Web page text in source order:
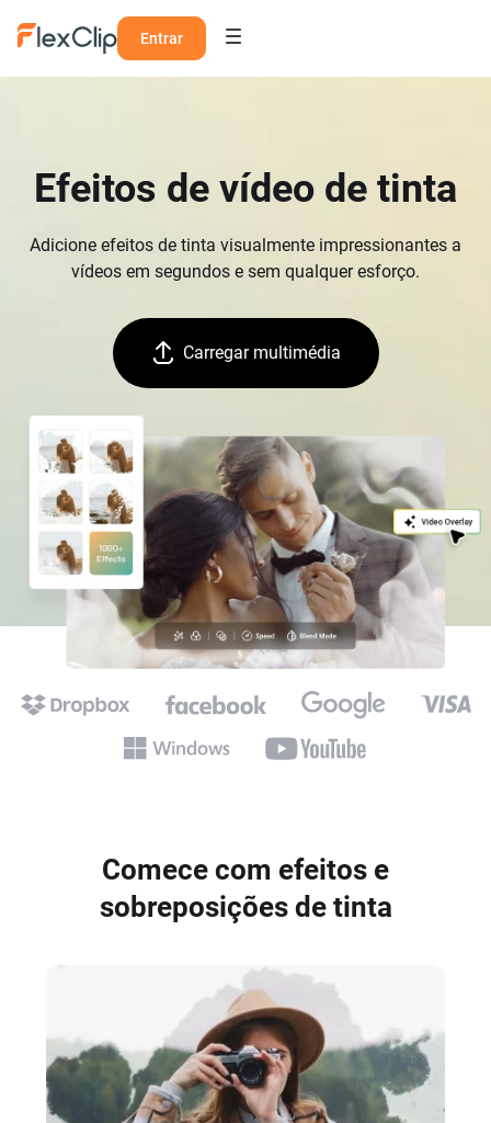
Entrar
Efeitos de vídeo de tinta
Adicione efeitos de tinta visualmente impressionantes a
vídeos em segundos e sem qualquer esforço.
Carregar multimédia
Comece com efeitos e
sobreposições de tinta